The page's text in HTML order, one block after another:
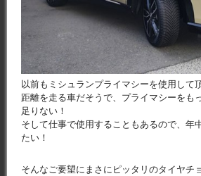
以前もミシュランプライマシーを使用して
距離を走る車だそうで、プライマシーをも
足りない！
そして仕事で使用することもあるので、年
たい！
そんなご要望にまさにピッタリのタイヤチ